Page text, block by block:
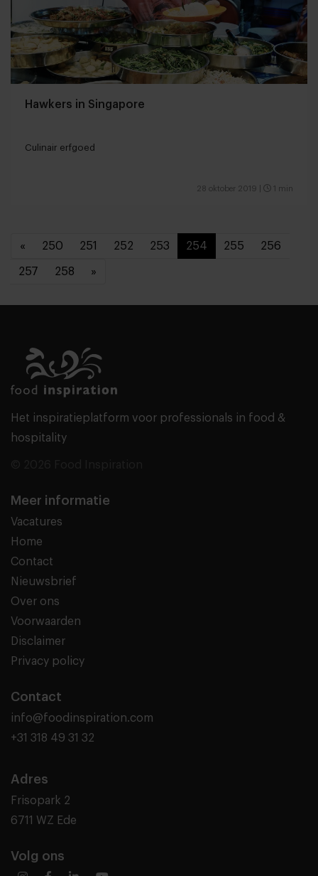
Hawkers in Singapore
Culinair erfgoed
28 oktober 2019 1 min
« 250 251 252 253 254 255 256
257 258 »
Het inspiratieplatform voor professionals in food &
hospitality
Meer informatie
Vacatures
Home
Contact
Nieuwsbrief
Over ons
Voorwaarden
Disclaimer
Privacy policy
Contact
info@foodinspiration.com
+31 318 49 31 32
Adres
Frisopark 2
6711 WZ Ede
Volg ons